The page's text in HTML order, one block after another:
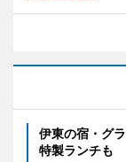
伊東の宿・グ
特製ランチも